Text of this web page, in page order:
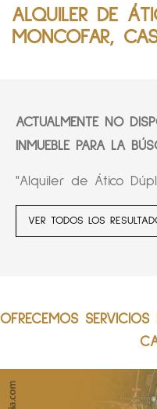
ALQUILER DE
MONCOFAR,
ACTUALMENTE NO
INMUEBLE PARA LA
"Alquiler de Ático
VER TODOS LOS
OFRECEMOS